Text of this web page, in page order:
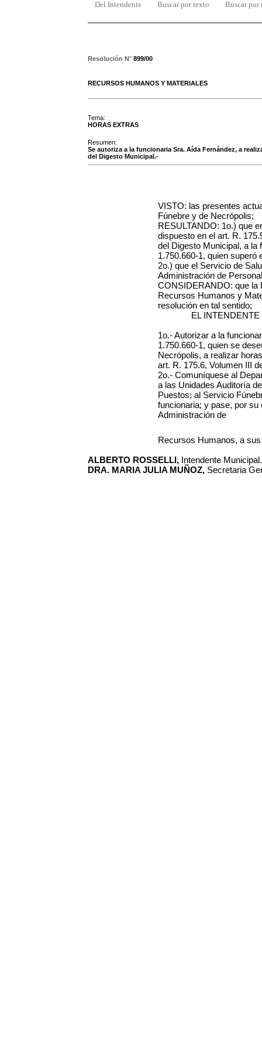
Del Intendente Buscar por texto Buscar por
Resolución N° 899/00
RECURSOS HUMANOS Y MATERIALES
Tema:
HORAS EXTRAS
Resumen:
Se autoriza a la funcionaria Sra. Aída Fernández, a
del Digesto Municipal.-
VISTO: las presentes
Fúnebre y de Necrópolis;
RESULTANDO: 1o.) que
dispuesto en el art. R.
del Digesto Municipal, a la
1.750.660-1, quien superó
2o.) que el Servicio de
Administración de
CONSIDERANDO: que la
Recursos Humanos y
resolución en tal sentido;
EL
1o.- Autorizar a la
1.750.660-1, quien se
Necrópolis, a realizar
art. R. 175.6, Volumen III
2o.- Comuníquese al
a las Unidades Auditoría
Puestos; al Servicio
funcionaria; y pase, por
Administración de
Recursos Humanos, a
ALBERTO ROSSELLI, Intendente
DRA. MARIA JULIA MUÑOZ, Secretaria